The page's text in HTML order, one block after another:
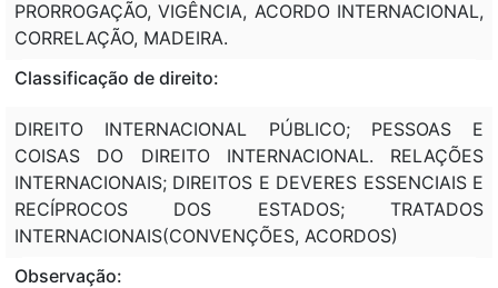
PRORROGAÇÃO, VIGÊNCIA, ACORDO INTERNACIONAL,
CORRELAÇÃO, MADEIRA.
Classificação de direito:
DIREITO INTERNACIONAL PÚBLICO; PESSOAS E
COISAS DO DIREITO INTERNACIONAL. RELAÇÕES
INTERNACIONAIS; DIREITOS E DEVERES ESSENCIAIS E
RECÍPROCOS DOS ESTADOS; TRATADOS
INTERNACIONAIS(CONVENÇÕES, ACORDOS)
Observação: